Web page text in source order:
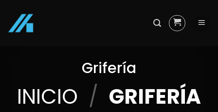
content
Grifería
INICIO / GRIFERÍA